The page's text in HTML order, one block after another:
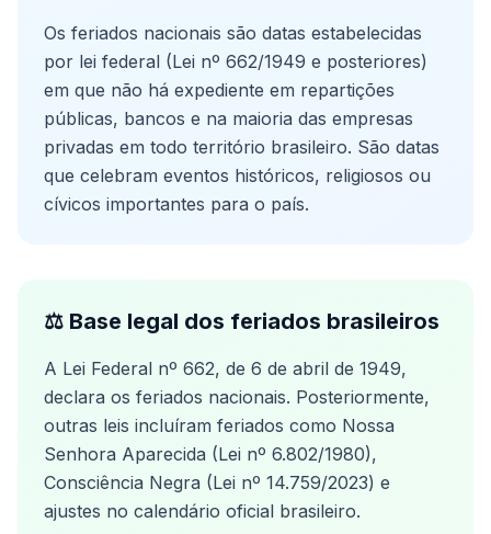
Os feriados nacionais são datas estabelecidas
por lei federal (Lei nº 662/1949 e posteriores)
em que não há expediente em repartições
públicas, bancos e na maioria das empresas
privadas em todo território brasileiro. São datas
que celebram eventos históricos, religiosos ou
cívicos importantes para o país.
⚖️ Base legal dos feriados brasileiros
A Lei Federal nº 662, de 6 de abril de 1949,
declara os feriados nacionais. Posteriormente,
outras leis incluíram feriados como Nossa
Senhora Aparecida (Lei nº 6.802/1980),
Consciência Negra (Lei nº 14.759/2023) e
ajustes no calendário oficial brasileiro.